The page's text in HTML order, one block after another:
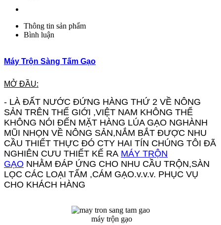
Thông tin sản phẩm
Bình luận
Máy Trộn Sàng Tấm Gạo
MỞ ĐẦU:
- LÀ ĐẤT NƯỚC ĐỨNG HÀNG THỨ 2 VỀ NÔNG
SẢN TRÊN THẾ GIỚI ,VIỆT NAM KHÔNG THỂ
KHÔNG NÓI ĐẾN MẶT HÀNG LÚA GẠO NGHÀNH
MŨI NHỌN VỀ NÔNG SẢN,NẮM BẮT ĐƯỢC NHU
CẦU THIẾT THỰC ĐÓ CTY HAI TÍN CHÚNG TÔI ĐÃ
NGHIÊN CƯU THIẾT KẾ RA MÁY TRỘN
GẠO NHẰM ĐÁP ỨNG CHO NHU CẦU TRỘN,SÀN
LỌC CÁC LOẠI TẤM ,CÁM GẠO.v.v.v. PHỤC VỤ
CHO KHÁCH HÀNG
máy trộn gạo